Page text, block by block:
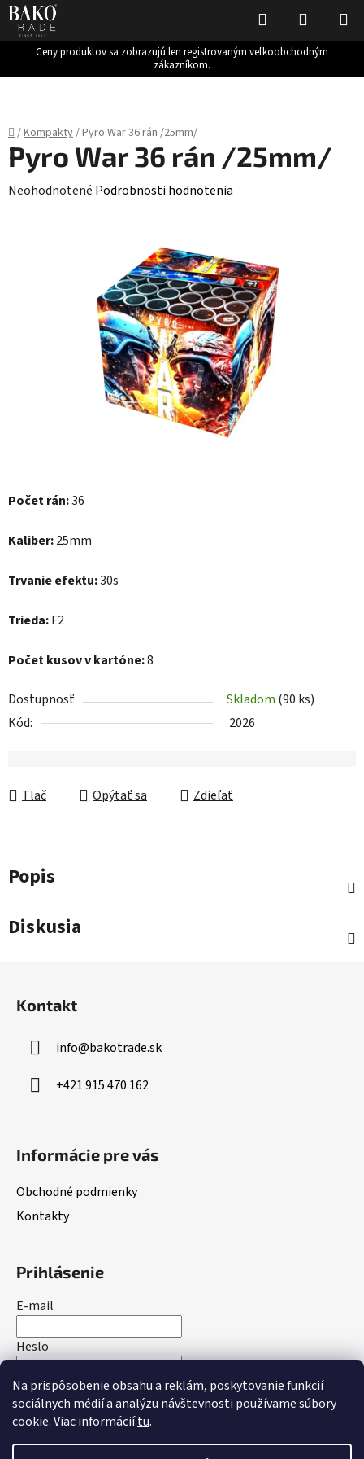
Ceny produktov sa zobrazujú len registrovaným veľkoobchodným
zákazníkom.
Na prispôsobenie obsahu a reklám, poskytovanie funkcií
sociálnych médií a analýzu návštevnosti používame súbory
cookie. Viac informáciítu.
Hľadať
KOŠÍK
Domov
/Kompakty/Pyro War 36 rán /25mm/
Počet rán:36
Kaliber:25mm
Trvanie efektu:30s
Trieda:F2
Počet kusov v kartóne:8
Dostupnosť Skladom (90 ks)
Kód:
2026
Tlač Opýtať sa Zdieľať
Pyro War 36 rán /25mm/
Priemerné
Neohodnotené Podrobnosti hodnotenia
Popis
Diskusia
Kontakt
info@bakotrade.sk
+421 915 470 162
Informácie pre vás
Obchodné podmienky
Kontakty
Prihlásenie
E-mail
Heslo
PRIHLÁSIŤ SA
Nová registráciaZabudnuté heslo